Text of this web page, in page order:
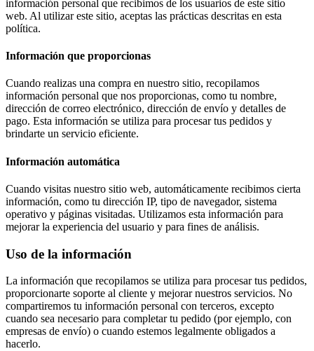
información personal que recibimos de los usuarios de este sitio
web. Al utilizar este sitio, aceptas las prácticas descritas en esta
política.
Información que proporcionas
Cuando realizas una compra en nuestro sitio, recopilamos
información personal que nos proporcionas, como tu nombre,
dirección de correo electrónico, dirección de envío y detalles de
pago. Esta información se utiliza para procesar tus pedidos y
brindarte un servicio eficiente.
Información automática
Cuando visitas nuestro sitio web, automáticamente recibimos cierta
información, como tu dirección IP, tipo de navegador, sistema
operativo y páginas visitadas. Utilizamos esta información para
mejorar la experiencia del usuario y para fines de análisis.
Uso de la información
La información que recopilamos se utiliza para procesar tus pedidos,
proporcionarte soporte al cliente y mejorar nuestros servicios. No
compartiremos tu información personal con terceros, excepto
cuando sea necesario para completar tu pedido (por ejemplo, con
empresas de envío) o cuando estemos legalmente obligados a
hacerlo.